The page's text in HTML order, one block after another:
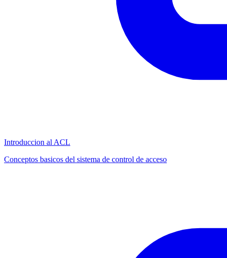
Introduccion al ACL
Conceptos basicos del sistema de control de acceso